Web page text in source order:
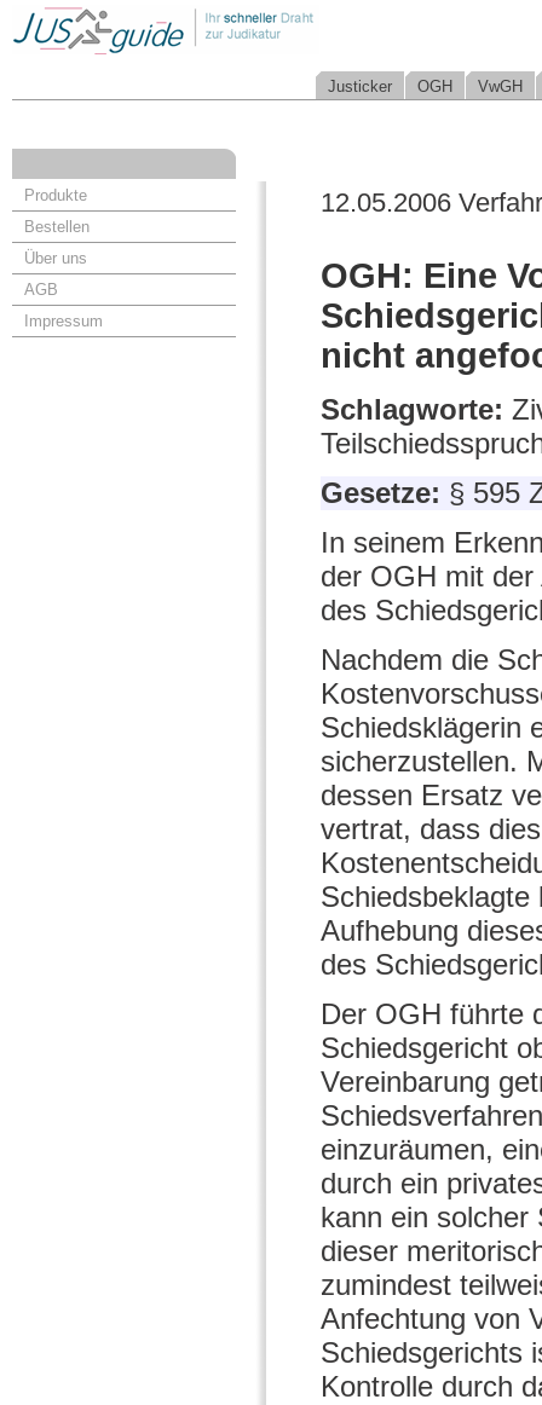
Justicker OGH VwGH
Produkte
Bestellen
Über uns
AGB
Impressum
12.05.2006
OGH: Eine
nicht
Schlagworte:
Gesetze: § 595
In seinem
der OGH mit
des
Nachdem die
Schiedsklägerin
sicherzustellen.
dessen Ersatz
vertrat, dass
Schiedsbeklagte
Aufhebung
des
Der OGH führte
Schiedsgericht
Vereinbarung
einzuräumen,
durch ein
kann ein solcher
dieser
zumindest
Anfechtung von
Schiedsgerichts
Kontrolle durch